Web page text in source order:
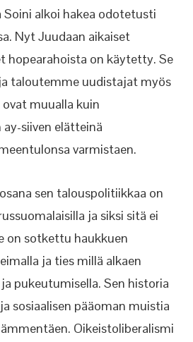
alkoi hakea odotetusti
Nyt Juudaan aikaiset
hopearahoista on käytetty. Se
taloutemme uudistajat myös
muualla kuin
ay-siiven elätteinä
varmistaen.
sen talouspolitiikkaa on
ja siksi sitä ei
on sotkettu haukkuen
ja ties millä alkaen
pukeutumisella. Sen historia
sosiaalisen pääoman muistia
Oikeistoliberalismi